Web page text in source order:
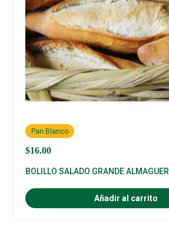
$16.00
Pan Blanco
BOLILLO SALADO GRANDE ALMAGUER
Añadir al carrito